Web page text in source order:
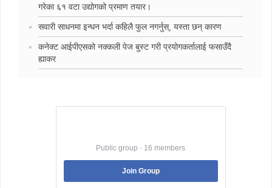
गरेका ६१ वटा उद्योगको प्रमाण तयार।
सवारी साधनमा इन्धन भर्दा कहिलै फुल नगर्नुस्, यस्ता छन् कारण
कनेक्ट आईपीएसको नक्कली पेज बुस्ट गरी प्रयोगकर्तालाई फसाउँदै
ह्याकर
Public group · 16 members
Join Group